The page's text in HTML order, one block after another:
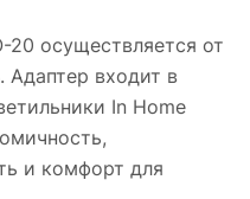
осуществляется от
Адаптер входит в
In Home
и комфорт для